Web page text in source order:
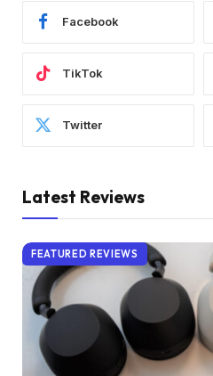
Facebook
TikTok
Twitter
Latest Reviews
FEATURED REVIEWS